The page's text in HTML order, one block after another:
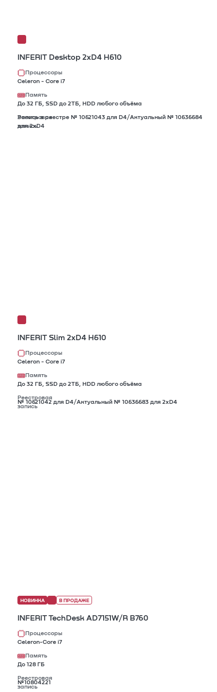
INFERIT Desktop 2xD4 H610
Процессоры
Celeron - Core i7
Память
До 32 ГБ, SSD до 2TБ, HDD любого объёма
Реестровая
запись
Запись в реестре № 10621043 для D4/Актуальный № 10636684
для 2xD4
INFERIT Slim 2xD4 H610
Процессоры
Celeron - Core i7
Память
До 32 ГБ, SSD до 2TБ, HDD любого объёма
Реестровая
запись
№ 10621042 для D4/Актуальный № 10636683 для 2xD4
НОВИНКА В ПРОДАЖЕ
INFERIT TechDesk AD7151W/R B760
Процессоры
Celeron-Core i7
Память
До 128 ГБ
Реестровая
запись
№10804221